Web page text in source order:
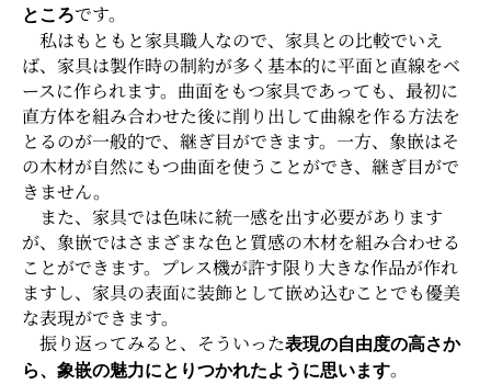
ところです。
私はもともと家具職人なので、家具との比較でいえ
ば、家具は製作時の制約が多く基本的に平面と直線をベ
ースに作られます。曲面をもつ家具であっても、最初に
直方体を組み合わせた後に削り出して曲線を作る方法を
とるのが一般的で、継ぎ目ができます。一方、象嵌はそ
の木材が自然にもつ曲面を使うことができ、継ぎ目がで
きません。
また、家具では色味に統一感を出す必要があります
が、象嵌ではさまざまな色と質感の木材を組み合わせる
ことができます。プレス機が許す限り大きな作品が作れ
ますし、家具の表面に装飾として嵌め込むことでも優美
な表現ができます。
振り返ってみると、そういった表現の自由度の高さか
ら、象嵌の魅力にとりつかれたように思います。